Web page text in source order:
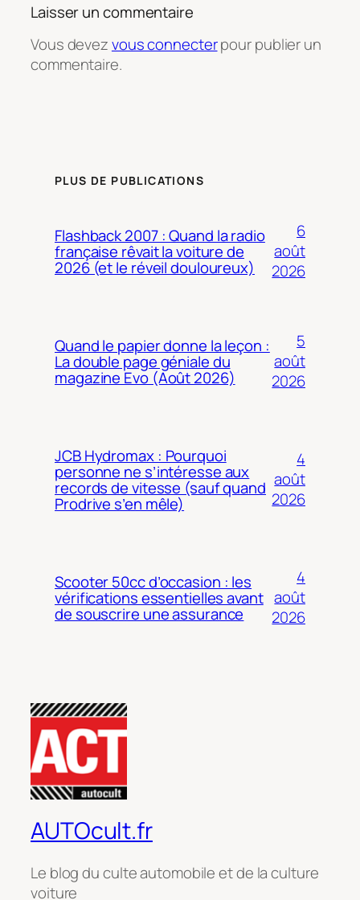
Laisser un commentaire
Vous devezvous connecterpour publier un
commentaire.
PLUS DE PUBLICATIONS
Flashback 2007 : Quand la radio
française rêvait la voiture de
2026 (et le réveil douloureux)
6
août
2026
Quand le papier donne la leçon :
La double page géniale du
magazine Evo (Août 2026)
5
août
2026
JCB Hydromax : Pourquoi
personne ne s’intéresse aux
records de vitesse (sauf quand
Prodrive s’en mêle)
4
août
2026
Scooter 50cc d’occasion : les
vérifications essentielles avant
de souscrire une assurance
4
août
2026
AUTOcult.fr
Le blog du culte automobile et de la culture
voiture